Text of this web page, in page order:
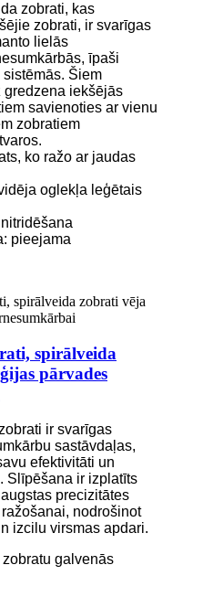
zobrati, kas
zobrati, ir svarīgas
lielās
īpaši
Šiem
gredzena iekšējās
savienoties ar vienu
zobratiem
ko ražo ar jaudas
oglekļa leģētais
pieejama
spirālveida
pārvades
ir svarīgas
sastāvdaļas,
efektivitāti un
Slīpēšana ir izplatīts
precizitātes
nodrošinot
izcilu virsmas apdari.
galvenās